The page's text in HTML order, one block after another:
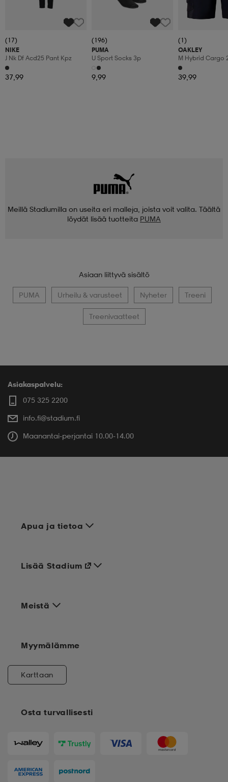
(17)
NIKE
J Nk Df Acd25 Pant Kpz
37,99
(196)
PUMA
U Sport Socks 3p
9,99
(1)
OAKLEY
M Hybrid Cargo
39,99
Meillä Stadiumilla on useita eri malleja, joista voit valita. Täältä
löydät lisää tuotteita PUMA
Asiaan liittyvä sisältö
PUMA Urheilu & varusteet Nyheter Treeni
Treenivaatteet
Asiakaspalvelu:
075 325 2200
info.fi@stadium.fi
Maanantai-perjantai 10.00-14.00
Apua ja tietoa
Meistä
Osta turvallisesti
Lisää Stadium
Myymälämme
Karttaan